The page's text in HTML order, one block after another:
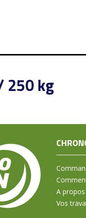
250 kg
A propos
Vos